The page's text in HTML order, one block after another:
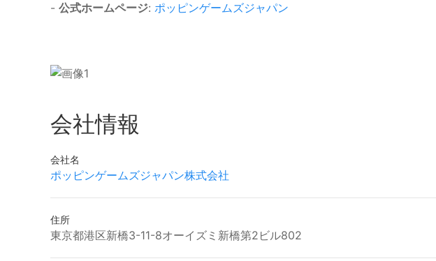
- 公式ホームページ: ポッピンゲームズジャパン
会社情報
会社名
ポッピンゲームズジャパン株式会社
住所
東京都港区新橋3-11-8オーイズミ新橋第2ビル802